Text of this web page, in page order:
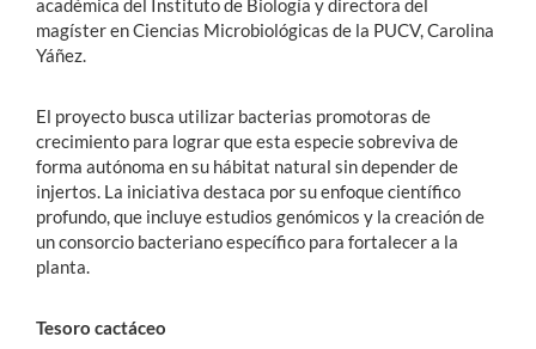
magíster en Ciencias Microbiológicas de la PUCV, Carolina
Yáñez.
El proyecto busca utilizar bacterias promotoras de
crecimiento para lograr que esta especie sobreviva de
forma autónoma en su hábitat natural sin depender de
injertos. La iniciativa destaca por su enfoque científico
profundo, que incluye estudios genómicos y la creación de
un consorcio bacteriano específico para fortalecer a la
planta.
Tesoro cactáceo